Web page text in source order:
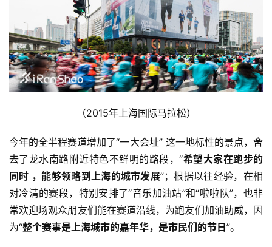
（2015年上海国际马拉松）
今年的全半程赛道增加了“一大会址” 这一地标性的景点，舍
去了龙水南路附近特色不鲜明的路段，“希望大家在跑步的
同时 ，能够领略到上海的城市发展”；根据以往经验，在相
对冷清的赛段，特别安排了“音乐加油站”和“啦啦队”，也非
常欢迎场观众朋友们能在赛道沿线，为跑友们加油助威，因
为“整个赛事是上海城市的嘉年华，是市民们的节日”。